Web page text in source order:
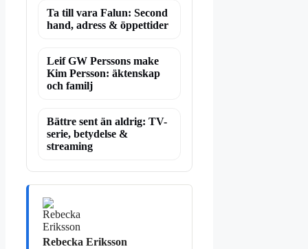
Ta till vara Falun: Second
hand, adress & öppettider
Leif GW Perssons make
Kim Persson: äktenskap
och familj
Bättre sent än aldrig: TV-
serie, betydelse &
streaming
Rebecka Eriksson